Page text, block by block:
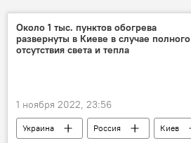
Около 1 тыс. пунктов обогрева
развернуты в Киеве в случае полного
отсутствия света и тепла
1 ноября 2022, 23:56
Украина Россия
Киев